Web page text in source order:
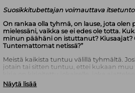
Suosikkitubettajan voimauttava
On rankaa olla tyhmä, on lause, jota olen
mielessäni, vaikka se ei edes ole totta.
minun päähäni on istuttanut? Kiusaajat?
Tuntemattomat netissä?”
Meistä kaikista tuntuu välillä tyhmältä.
jotain tai sitten tuntuu, ettei kukaan muu
ajatusten kanssa. Niille, jotka eivät
ovat kokeneet kiusaamista tai eivät
Näytä lisää